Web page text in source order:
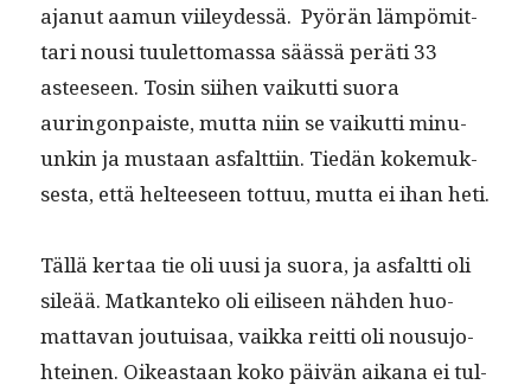
ajanut aamun viiley­dessä. Pyörän läm­pömit­
tari nousi tuulet­tomas­sa säässä peräti 33
asteeseen. Tosin siihen vaikut­ti suo­ra
auringonpaiste, mut­ta niin se vaikut­ti min­u­
unkin ja mus­taan asfalt­ti­in. Tiedän koke­muk­
ses­ta, että hel­teeseen tot­tuu, mut­ta ei ihan heti.
Täl­lä ker­taa tie oli uusi ja suo­ra, ja asfalt­ti oli
sileää. Matkan­teko oli eiliseen näh­den huo­
mat­ta­van jou­tu­isaa, vaik­ka reit­ti oli nousu­jo­
hteinen. Oikeas­t­aan koko päivän aikana ei tul­